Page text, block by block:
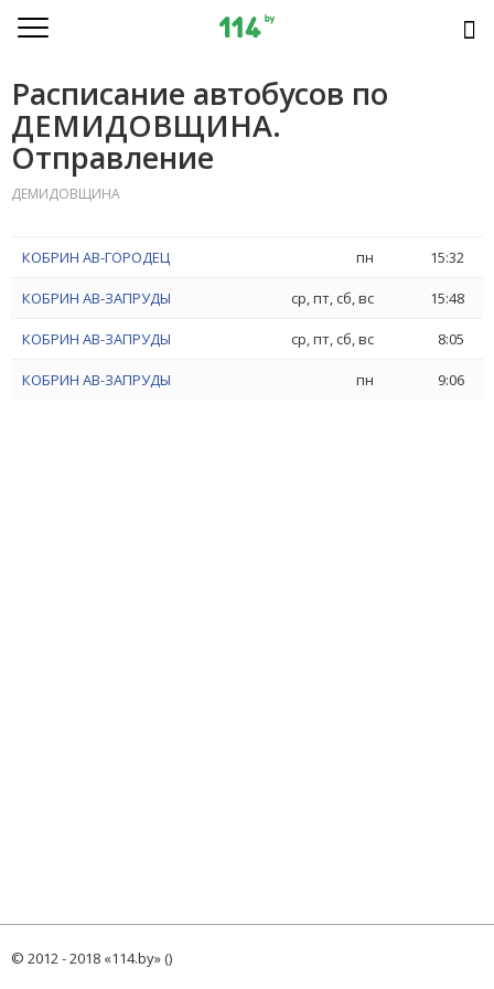
Расписание автобусов по
ДЕМИДОВЩИНА.
Отправление
ДЕМИДОВЩИНА
КОБРИН АВ-ГОРОДЕЦ пн 15:32
КОБРИН АВ-ЗАПРУДЫ ср, пт, сб, вс 15:48
КОБРИН АВ-ЗАПРУДЫ ср, пт, сб, вс 8:05
КОБРИН АВ-ЗАПРУДЫ пн 9:06
© 2012 - 2018 «114.by» ()